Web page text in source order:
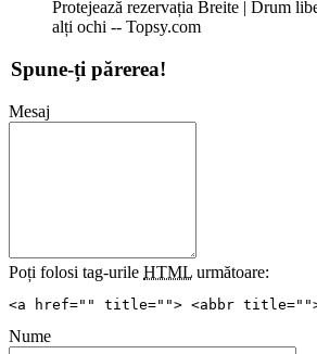
Protejează rezervația Breite | Drum
alți ochi -- Topsy.com
Spune-ți părerea!
Mesaj
Poți folosi tag-urile HTML următoare:
<a href="" title=""> <abbr title="">
Nume